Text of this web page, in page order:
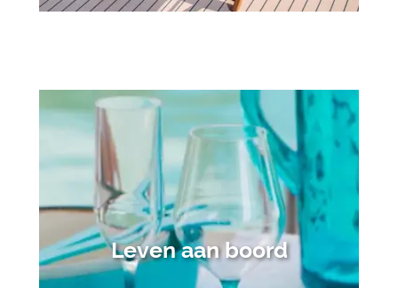
Leven aan boord